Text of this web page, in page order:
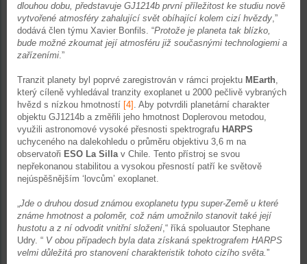
dlouhou dobu, představuje GJ1214b první příležitost ke studiu nově
vytvořené atmosféry zahalující svět obíhající kolem cizí hvězdy,”
dodává člen týmu Xavier Bonfils. “Protože je planeta tak blízko,
bude možné zkoumat její atmosféru již současnými technologiemi a
zařízeními.”
Tranzit planety byl poprvé zaregistrován v rámci projektu MEarth,
který cíleně vyhledával tranzity exoplanet u 2000 pečlivě vybraných
hvězd s nízkou hmotností [4] . Aby potvrdili planetární charakter
objektu GJ1214b a změřili jeho hmotnost Doplerovou metodou,
využili astronomové vysoké přesnosti spektrografu HARPS
uchyceného na dalekohledu o průměru objektivu 3,6 m na
observatoři ESO La Sillav Chile. Tento přístroj se svou
nepřekonanou stabilitou a vysokou přesností patří ke světově
nejúspěšnějším ‘lovcům’ exoplanet.
„Jde o druhou dosud známou exoplanetu typu super-Země u které
známe hmotnost a poloměr, což nám umožnilo stanovit také její
hustotu a z ní odvodit vnitřní složení,“ říká spoluautor Stephane
Udry. “ V obou případech byla data získaná spektrografem HARPS
velmi důležitá pro stanovení charakteristik tohoto cizího světa.”